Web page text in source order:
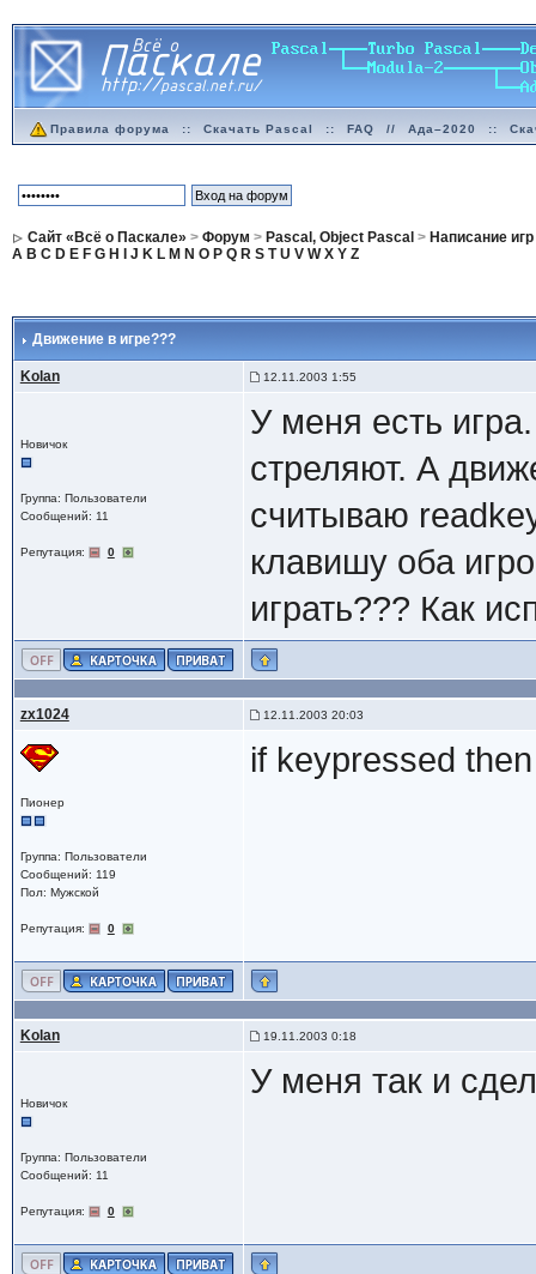
Правила форума :: Скачать Pascal :: FAQ // Ада–2020 ::
Сайт «Всё о Паскале» > Форум > Pascal, Object Pascal > Написание игр
A B C D E F G H J K L M N O P Q R S T U V W X Y Z
Движение в игре???
Kolan 12.11.2003 1:55
Новичок
Группа: Пользователи
Сообщений: 11
Репутация: 0
У меня есть
стреляют. А
считываю
клавишу оба
играть??? Как
zx1024 12.11.2003 20:03
Пионер
Группа: Пользователи
Сообщений: 119
Пол: Мужской
Репутация: 0
if keypressed
Kolan 19.11.2003 0:18
Новичок
Группа: Пользователи
Сообщений: 11
Репутация: 0
У меня так и